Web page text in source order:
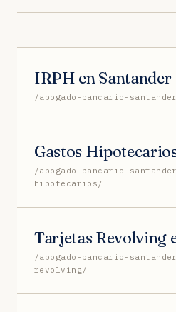
IRPH en Santander
/abogado-bancario-
Gastos
/abogado-bancario-
hipotecarios/
Tarjetas Revolving
/abogado-bancario-
revolving/